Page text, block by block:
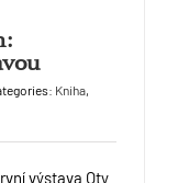
Kniha
výstava Oty